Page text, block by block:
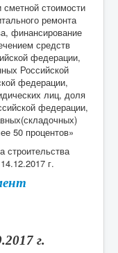
сметной стоимости
ремонта
финансирование
средств
федерации,
Российской
федерации,
лиц, доля
федерации,
50 процентов»
строительства
г.
г.